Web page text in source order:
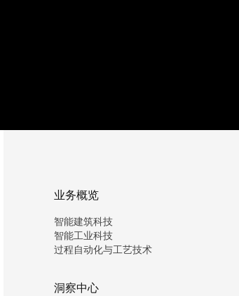
业务概览
智能建筑科技
智能工业科技
过程自动化与工艺技术
洞察中心